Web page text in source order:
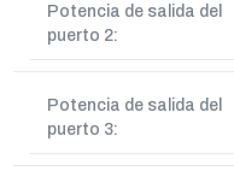
Potencia de salida del
puerto 2:
Potencia de salida del
puerto 3: